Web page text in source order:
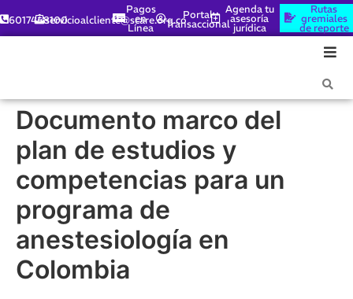
6017448100servicioalcliente@scare.org.co
Pagos
en
Línea
Portal
Transaccional
Agenda tu
asesoría
jurídica
Rutas
gremiales
de reporte
Documento marco del
plan de estudios y
competencias para un
programa de
anestesiología en
Colombia